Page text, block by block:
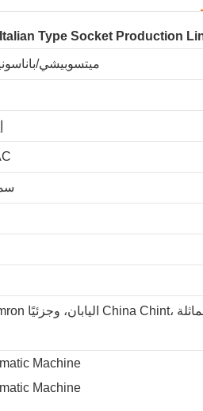
ميتسوبيشي/